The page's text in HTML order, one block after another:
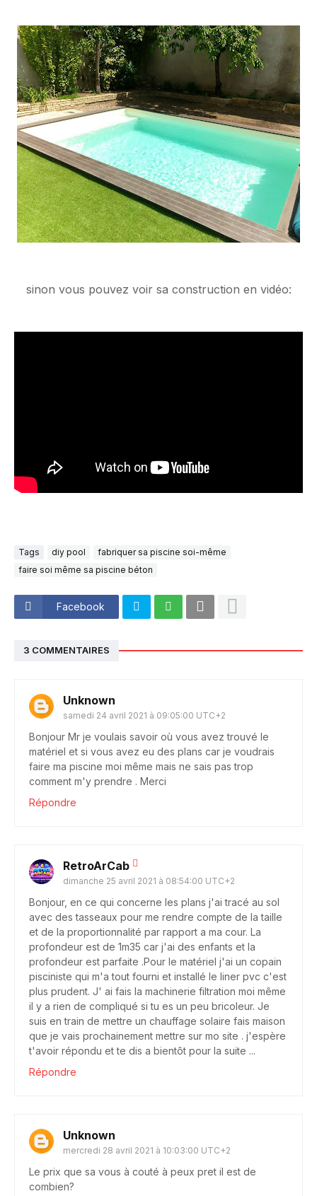
sinon vous pouvez voir sa construction en vidéo:
Tags diy pool
fabriquer sa piscine soi-même
faire soi même sa piscine béton
Facebook
3 COMMENTAIRES
Unknown
samedi 24 avril 2021 à 09:05:00 UTC+2
Bonjour Mr je voulais savoir où vous avez trouvé le
matériel et si vous avez eu des plans car je voudrais
faire ma piscine moi même mais ne sais pas trop
comment m'y prendre . Merci
Répondre
RetroArCab
dimanche 25 avril 2021 à 08:54:00 UTC+2
Bonjour, en ce qui concerne les plans j'ai tracé au sol
avec des tasseaux pour me rendre compte de la taille
et de la proportionnalité par rapport a ma cour. La
profondeur est de 1m35 car j'ai des enfants et la
profondeur est parfaite .Pour le matériel j'ai un copain
pisciniste qui m'a tout fourni et installé le liner pvc c'est
plus prudent. J' ai fais la machinerie filtration moi même
il y a rien de compliqué si tu es un peu bricoleur. Je
suis en train de mettre un chauffage solaire fais maison
que je vais prochainement mettre sur mo site . j'espère
t'avoir répondu et te dis a bientôt pour la suite ...
Répondre
Unknown
mercredi 28 avril 2021 à 10:03:00 UTC+2
Le prix que sa vous à couté à peux pret il est de
combien?